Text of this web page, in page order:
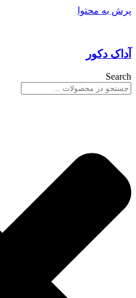
پرش به محتوا
آداک دکور
Search